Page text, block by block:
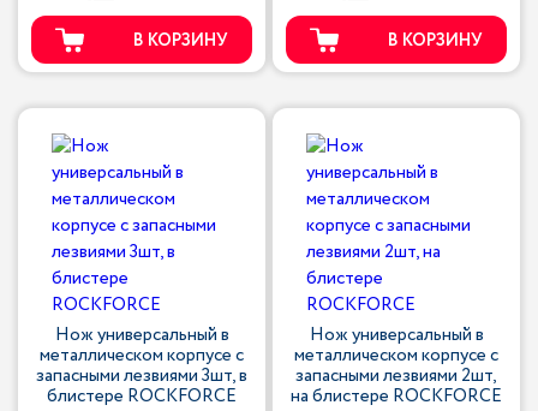
В КОРЗИНУ В КОРЗИНУ
Нож универсальный в
металлическом корпусе с
запасными лезвиями 3шт, в
блистере ROCKFORCE
Нож универсальный в
металлическом корпусе с
запасными лезвиями 2шт,
на блистере ROCKFORCE